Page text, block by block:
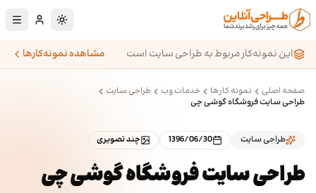
پرش به محتوای اصلی
تغییر به حالت
این نمونه‌کار مربوط به طراحی سایت است
مشاهده نمونه‌کارها
صفحه اصلی نمونه کارها خدمات وب
طراحی سایت
طراحی سایت فروشگاه گوشی چی
طراحی سایت 1396/06/30 چند تصویری
طراحی سایت فروشگاه گوشی چی